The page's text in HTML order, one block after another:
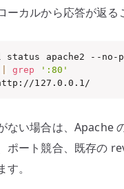
ーカルから応答が返る
status apache2 --no-
grep
':80'
127.0.0.1/
ない場合は、Apache
ポート競合、既存の
。